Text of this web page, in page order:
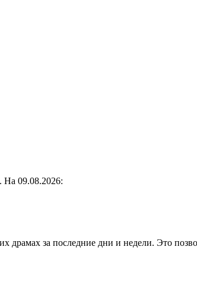
На 09.08.2026:
драмах за последние дни и недели. Это